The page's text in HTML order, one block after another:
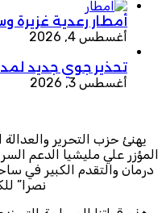
أمطار رعدية غزيرة
أغسطس 4, 2026
تحذير جوي جديد لمدة 3
أغسطس 3, 2026
يهنئ حزب التحرير
المؤزر علي مليشيا الدعم
درمان والتقدم الكبير في
نصرا”